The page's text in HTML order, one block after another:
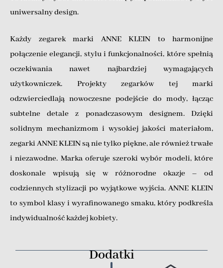
uniwersalny design.
Każdy zegarek marki ANNE KLEIN to harmonijne
połączenie elegancji, stylu i funkcjonalności, które spełnią
oczekiwania nawet najbardziej wymagających
użytkowniczek. Projekty zegarków tej marki
odzwierciedlają nowoczesne podejście do mody, łącząc
subtelne detale z ponadczasowym designem. Dzięki
solidnym mechanizmom i wysokiej jakości materiałom,
zegarki ANNE KLEIN są nie tylko piękne, ale również trwałe
i niezawodne. Marka oferuje szeroki wybór modeli, które
doskonale wpisują się w różnorodne okazje – od
codziennych stylizacji po wyjątkowe wyjścia. ANNE KLEIN
to symbol klasy i wyrafinowanego smaku, który podkreśla
indywidualność każdej kobiety.
Dodatki